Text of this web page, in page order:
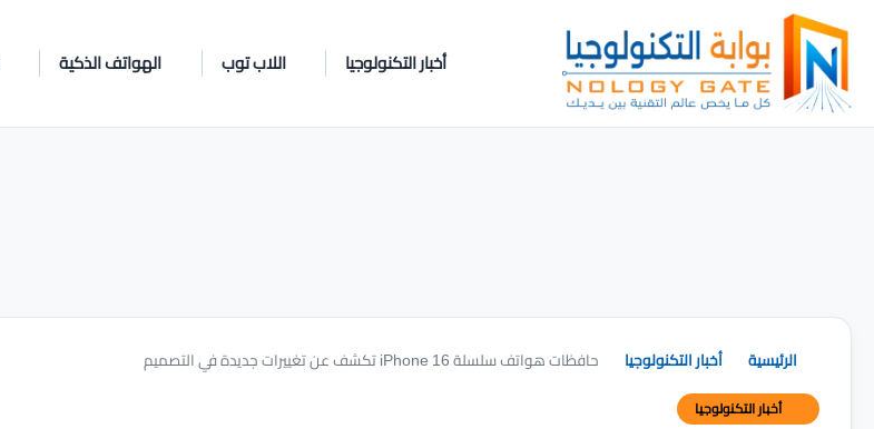
أخبار التكنولوجيا اللاب توب الهواتف الذكية
الرئيسية أخبار التكنولوجيا حافظات هواتف سلسلة iPhone 16 تكشف عن تغييرات جديدة في التصميم
أخبار التكنولوجيا